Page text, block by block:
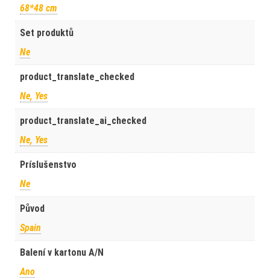
68*48 cm
Set produktů
Ne
product_translate_checked
Ne, Yes
product_translate_ai_checked
Ne, Yes
Príslušenstvo
Ne
Původ
Spain
Balení v kartonu A/N
Ano